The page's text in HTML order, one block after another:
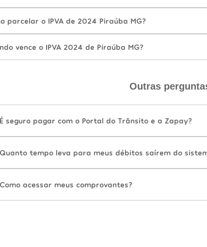
parcelar o IPVA de 2024 Piraúba MG?
vence o IPVA 2024 de Piraúba MG?
Outras
É seguro pagar com o Portal do Trânsito e a Zapay?
Quanto tempo leva para meus débitos saírem do
Como acessar meus comprovantes?